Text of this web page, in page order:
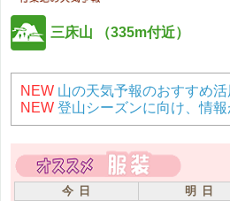
三床山 （335m付近）
NEW 山の天気予報のおすすめ活
NEW 登山シーズンに向け、情報
今 日
明 日